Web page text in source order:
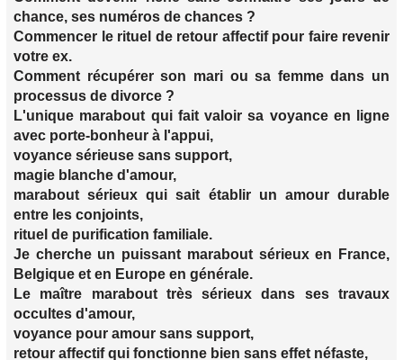
chance, ses numéros de chances ?
Commencer le rituel de retour affectif pour faire revenir
votre ex.
Comment récupérer son mari ou sa femme dans un
processus de divorce ?
L'unique marabout qui fait valoir sa voyance en ligne
avec porte-bonheur à l'appui,
voyance sérieuse sans support,
magie blanche d'amour,
marabout sérieux qui sait établir un amour durable
entre les conjoints,
rituel de purification familiale.
Je cherche un puissant marabout sérieux en France,
Belgique et en Europe en générale.
Le maître marabout très sérieux dans ses travaux
occultes d'amour,
voyance pour amour sans support,
retour affectif qui fonctionne bien sans effet néfaste,